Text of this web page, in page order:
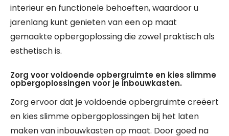
interieur en functionele behoeften, waardoor u
jarenlang kunt genieten van een op maat
gemaakte opbergoplossing die zowel praktisch als
esthetisch is.
Zorg voor voldoende opbergruimte en kies slimme
opbergoplossingen voor je inbouwkasten.
Zorg ervoor dat je voldoende opbergruimte creëert
en kies slimme opbergoplossingen bij het laten
maken van inbouwkasten op maat. Door goed na